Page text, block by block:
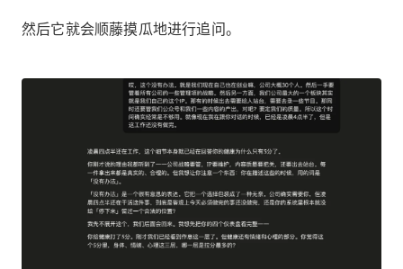
然后它就会顺藤摸瓜地进行追问。